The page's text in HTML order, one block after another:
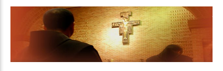
Sketchbook5, 스케치북5
Sketchbook5, 스케치북5